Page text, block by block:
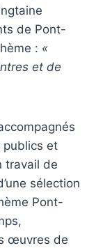
de Pont-
: «
et de
publics et
travail de
sélection
Pont-
œuvres de